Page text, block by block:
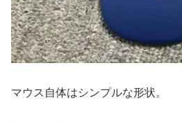
マウス自体はシンプルな形状。